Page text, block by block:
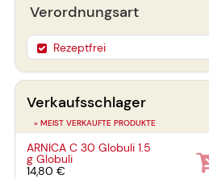
Verordnungsart
Rezeptfrei
Verkaufsschlager
» MEIST VERKAUFTE PRODUKTE
ARNICA C 30 Globuli1.5
gGlobuli
14,80 €